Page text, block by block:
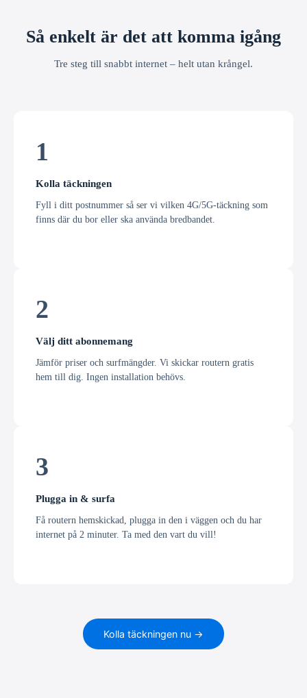
Så enkelt är det att komma igång
Tre steg till snabbt internet – helt utan krångel.
1
Kolla täckningen
Fyll i ditt postnummer så ser vi vilken 4G/5G-täckning som
finns där du bor eller ska använda bredbandet.
2
Välj ditt abonnemang
Jämför priser och surfmängder. Vi skickar routern gratis
hem till dig. Ingen installation behövs.
3
Plugga in & surfa
Få routern hemskickad, plugga in den i väggen och du har
internet på 2 minuter. Ta med den vart du vill!
Kolla täckningen nu →